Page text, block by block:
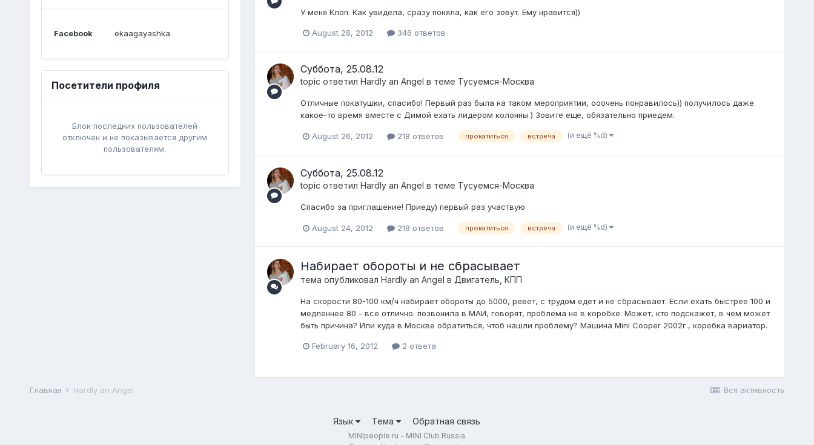
Facebook ekaagayashka
Посетители профиля
Блок последних пользователей
отключён и не показывается другим
пользователям.
У меня Клоп. Как увидела, сразу поняла, как его зовут. Ему нравится))
August 28, 2012 346 ответов
Суббота, 25.08.12
topic ответил Hardly an Angel в теме Тусуемся-Москва
Отличные покатушки, спасибо! Первый раз была на таком мероприятии, ооочень понравилось)) получилось даже
какое-то время вместе с Димой ехать лидером колонны ) Зовите еще, обязательно приедем.
August 26, 2012 218 ответов прокатиться встреча (и ещё %d)
Суббота, 25.08.12
topic ответил Hardly an Angel в теме Тусуемся-Москва
Спасибо за приглашение! Приеду) первый раз участвую
August 24, 2012 218 ответов прокатиться встреча (и ещё %d)
Набирает обороты и не сбрасывает
тема опубликовал Hardly an Angel в Двигатель, КПП
На скорости 80-100 км/ч набирает обороты до 5000, ревет, с трудом едет и не сбрасывает. Если ехать быстрее 100 и
медленнее 80 - все отлично. позвонила в МАИ, говорят, проблема не в коробке. Может, кто подскажет, в чем может
быть причина? Или куда в Москве обратиться, чтоб нашли проблему? Машина Mini Cooper 2002г., коробка вариатор.
February 16, 2012 2 ответа
Вся активность
Главная Hardly an Angel
Язык Тема Обратная связь
MINIpeople.ru - MINI Club Russia